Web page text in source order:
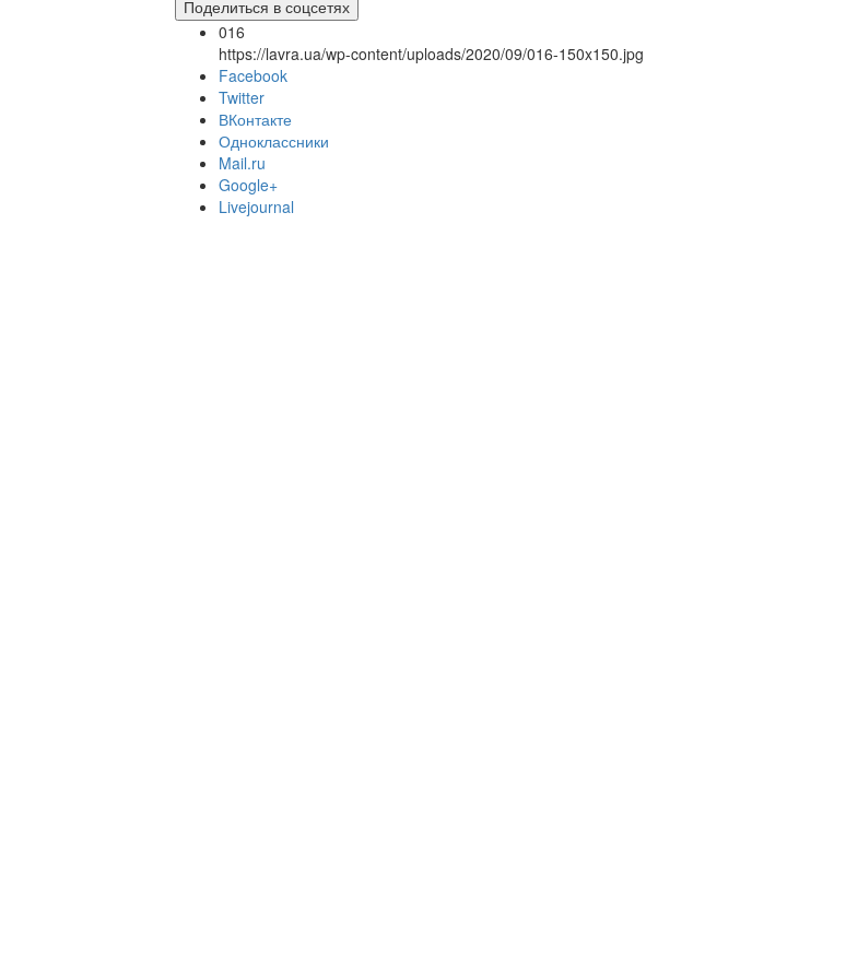
Поделиться в соцсетях
016
https://lavra.ua/wp-content/uploads/2020/09/016-150x150.jpg
Facebook
Twitter
ВКонтакте
Одноклассники
Mail.ru
Google+
Livejournal